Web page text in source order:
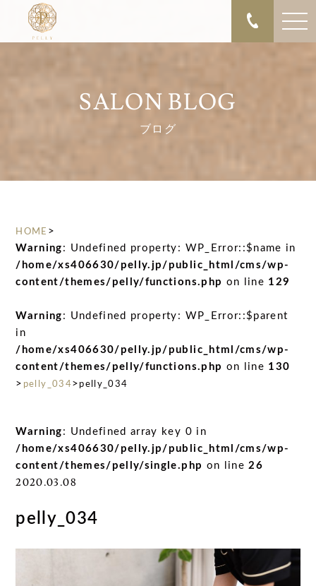
SALON BLOG
ブログ
HOME >
Warning : Undefined property: WP_Error::$name in
/home/xs406630/pelly.jp/public_html/cms/wp-
content/themes/pelly/functions.php on line 129
Warning : Undefined property: WP_Error::$parent
in
/home/xs406630/pelly.jp/public_html/cms/wp-
content/themes/pelly/functions.php on line 130
> pelly_034 > pelly_034
Warning : Undefined array key 0 in
/home/xs406630/pelly.jp/public_html/cms/wp-
content/themes/pelly/single.php on line26
2020.03.08
pelly_034